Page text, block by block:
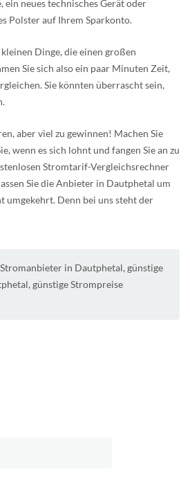
ein neues technisches Gerät oder
Polster auf Ihrem Sparkonto.
Dinge, die einen großen
Sie sich also ein paar Minuten Zeit,
Sie könnten überrascht sein,
aber viel zu gewinnen! Machen Sie
wenn es sich lohnt und fangen Sie an zu
Stromtarif-Vergleichsrechner
Sie die Anbieter in Dautphetal um
umgekehrt. Denn bei uns steht der
in Dautphetal, günstige
, günstige Strompreise